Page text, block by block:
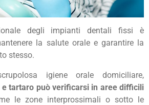
degli impianti dentali fissi è
la salute orale e garantire la
stesso.
igiene orale domiciliare,
e tartaro può verificarsi in aree difficili
le zone interprossimali o sotto le